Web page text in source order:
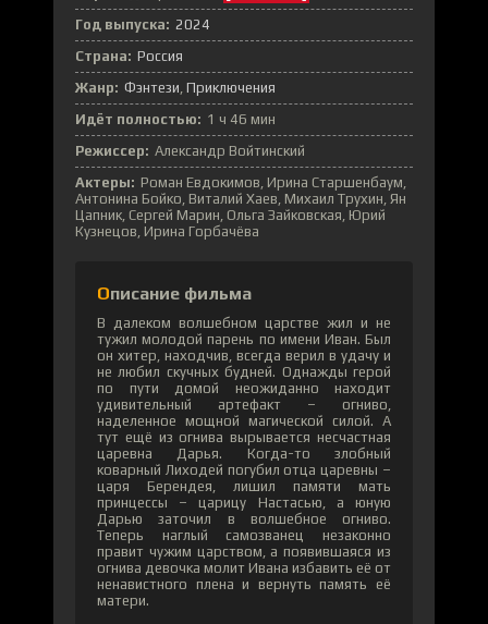
Год выпуска: 2024
Страна: Россия
Жанр: Фэнтези Приключения
Идёт полностью: 1 ч 46 мин
Режиссер: Александр Войтинский
Актеры: Роман Евдокимов, Ирина Старшенбаум,
Антонина Бойко, Виталий Хаев, Михаил Трухин, Ян
Цапник, Сергей Марин, Ольга Зайковская, Юрий
Кузнецов, Ирина Горбачёва
Описание фильма
В далеком волшебном царстве жил и не
тужил молодой парень по имени Иван. Был
он хитер, находчив, всегда верил в удачу и
не любил скучных будней. Однажды герой
по пути домой неожиданно находит
удивительный артефакт – огниво,
наделенное мощной магической силой. А
тут ещё из огнива вырывается несчастная
царевна Дарья. Когда-то злобный
коварный Лиходей погубил отца царевны –
царя Берендея, лишил памяти мать
принцессы – царицу Настасью, а юную
Дарью заточил в волшебное огниво.
Теперь наглый самозванец незаконно
правит чужим царством, а появившаяся из
огнива девочка молит Ивана избавить её от
ненавистного плена и вернуть память её
матери.